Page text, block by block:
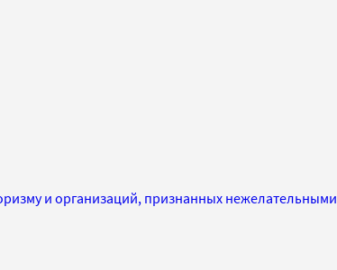
и организаций, признанных нежелательными